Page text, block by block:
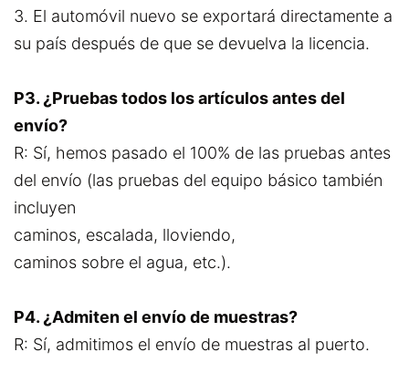
3. El automóvil nuevo se exportará directamente a
su país después de que se devuelva la licencia.
P3. ¿Pruebas todos los artículos antes del
envío?
R: Sí, hemos pasado el 100% de las pruebas antes
del envío (las pruebas del equipo básico también
incluyen
caminos, escalada, lloviendo,
caminos sobre el agua, etc.).
P4. ¿Admiten el envío de muestras?
R: Sí, admitimos el envío de muestras al puerto.